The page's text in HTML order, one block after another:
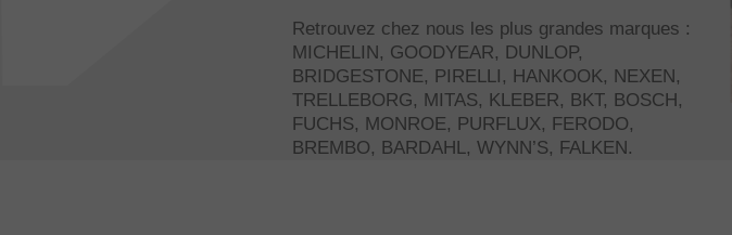
Retrouvez chez nous les plus grandes marques :
MICHELIN, GOODYEAR, DUNLOP,
BRIDGESTONE, PIRELLI, HANKOOK, NEXEN,
TRELLEBORG, MITAS, KLEBER, BKT, BOSCH,
FUCHS, MONROE, PURFLUX, FERODO,
BREMBO, BARDAHL, WYNN’S, FALKEN.